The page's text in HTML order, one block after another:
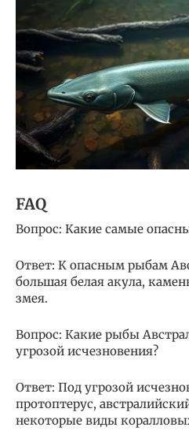
FAQ
Вопрос: Какие самые
Ответ: К опасным рыбам
большая белая акула,
змея.
Вопрос: Какие рыбы
угрозой исчезновения?
Ответ: Под угрозой
протоптерус,
некоторые виды